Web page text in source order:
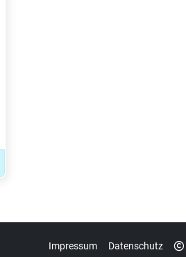
Impressum Datenschutz